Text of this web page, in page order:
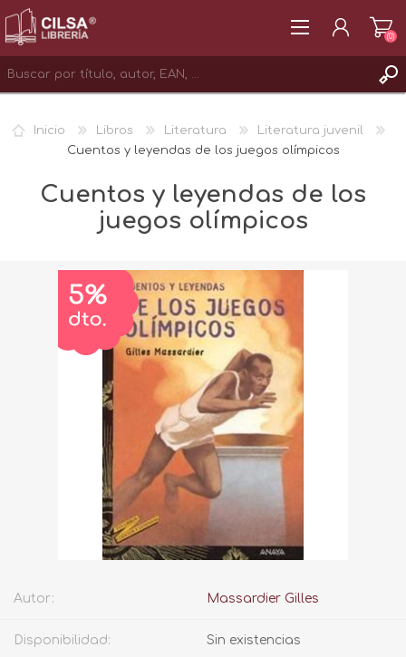
INICIAR SESIÓN
(0)
Inicio Libros Literatura
Literatura juvenil
Cuentos y leyendas de los juegos olímpicos
Cuentos y leyendas de los
juegos olímpicos
Autor: Massardier Gilles
Disponibilidad: Sin existencias